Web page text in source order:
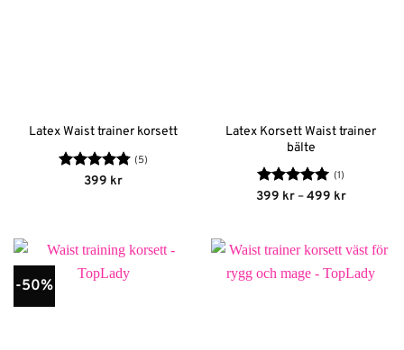
Latex Waist trainer korsett
Betygsatt
(5)
399 kr
Latex Korsett Waist trainer
bälte
Betygsatt5
(1)
399 kr – 499 kr
-50%